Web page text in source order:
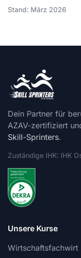
Stand: März 2026
Dein Partner für
AZAV-zertifiziert
Skill-Sprinters.
Zuständige IHK: IHK
Unsere Kurse
Wirtschaftsfachwirt